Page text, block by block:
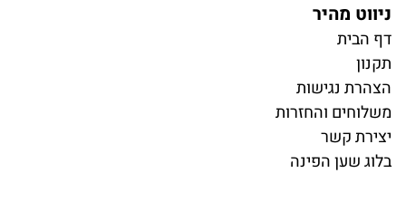
ניווט מהיר
דף הבית
תקנון
הצהרת נגישות
משלוחים והחזרות
יצירת קשר
בלוג שען הפינה